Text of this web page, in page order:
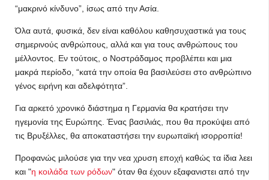
“μακρινό κίνδυνο”, ίσως από την Ασία.
Όλα αυτά, φυσικά, δεν είναι καθόλου καθησυχαστικά για τους
σημερινούς ανθρώπους, αλλά και για τους ανθρώπους του
μέλλοντος. Εν τούτοις, ο Νοστράδαμος προβλέπει και μια
μακρά περίοδο, “κατά την οποία θα βασιλεύσει στο ανθρώπινο
γένος ειρήνη και αδελφότητα”.
Για αρκετό χρονικό διάστημα η Γερμανία θα κρατήσει την
ηγεμονία της Ευρώπης. Ένας βασιλιάς, που θα προκύψει από
τις Βρυξέλλες, θα αποκαταστήσει την ευρωπαϊκή ισορροπία!
Προφανώς μιλούσε για την νεα χρυση εποχή καθώς τα ίδια λεει
και "η κοιλάδα των ρόδων" όταν θα έχουν εξαφανιστει από την